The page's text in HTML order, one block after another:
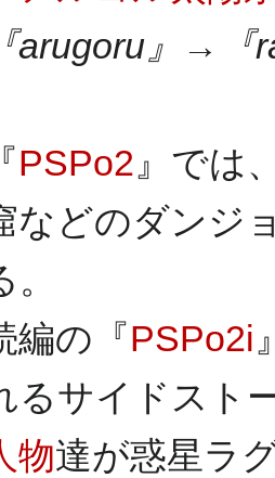
『arugoru』→『
『PSPo2 』では
などのダンジ
。
編の『PSPo2i
るサイドスト
物達が惑星ラ